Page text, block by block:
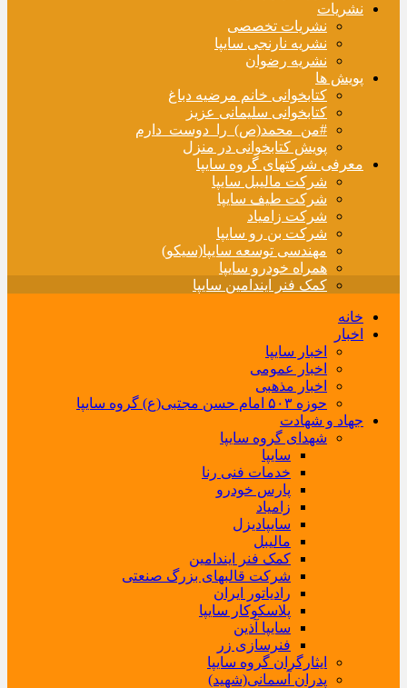
نشریات
نشریات تخصصی
نشریه نارنجی سایپا
نشریه رضوان
پویش ها
کتابخوانی خانم مرضیه دباغ
کتابخوانی سلیمانی عزیز
#من_محمد(ص)_را_دوست_دارم
پویش کتابخوانی در منزل
معرفی شرکتهای گروه سایپا
شرکت مالیبل سایپا
شرکت طیف سایپا
شرکت زامیاد
شرکت بن رو سایپا
مهندسی توسعه سایپا(سیکو)
همراه خودرو سایپا
کمک فنر ایندامین سایپا
خانه
اخبار
اخبار سایپا
اخبار عمومی
اخبار مذهبی
حوزه ۵۰۳ امام حسن مجتبی(ع) گروه سایپا
جهاد و شهادت
شهدای گروه سایپا
سایپا
خدمات فنی رنا
پارس خودرو
زامیاد
سایپادیزل
مالیبل
کمک فنر ایندامین
شرکت قالبهای بزرگ صنعتی
رادیاتور ایران
پلاسکوکار سایپا
سایپا آذین
فنرسازی زر
ایثارگران گروه سایپا
پدران آسمانی(شهید)